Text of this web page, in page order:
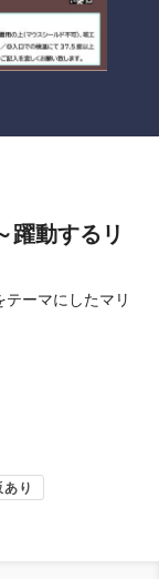
躍動するリ
ーマにしたマリ
り